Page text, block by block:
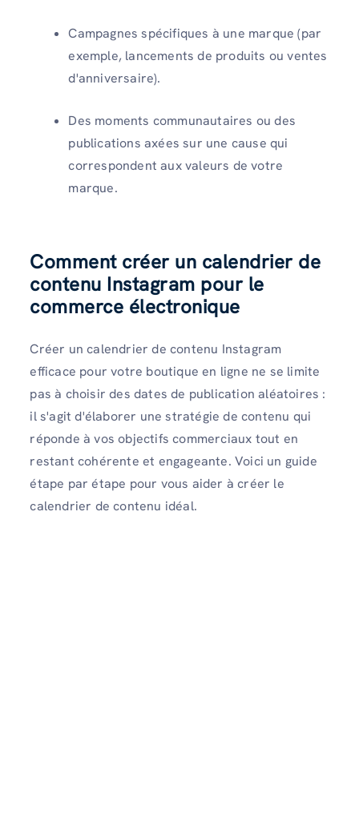
Campagnes spécifiques à une marque (par
exemple, lancements de produits ou ventes
d'anniversaire).
Des moments communautaires ou des
publications axées sur une cause qui
correspondent aux valeurs de votre
marque.
Comment créer un calendrier de
contenu Instagram pour le
commerce électronique
Créer un calendrier de contenu Instagram
efficace pour votre boutique en ligne ne se limite
pas à choisir des dates de publication aléatoires :
il s'agit d'élaborer une stratégie de contenu qui
réponde à vos objectifs commerciaux tout en
restant cohérente et engageante. Voici un guide
étape par étape pour vous aider à créer le
calendrier de contenu idéal.